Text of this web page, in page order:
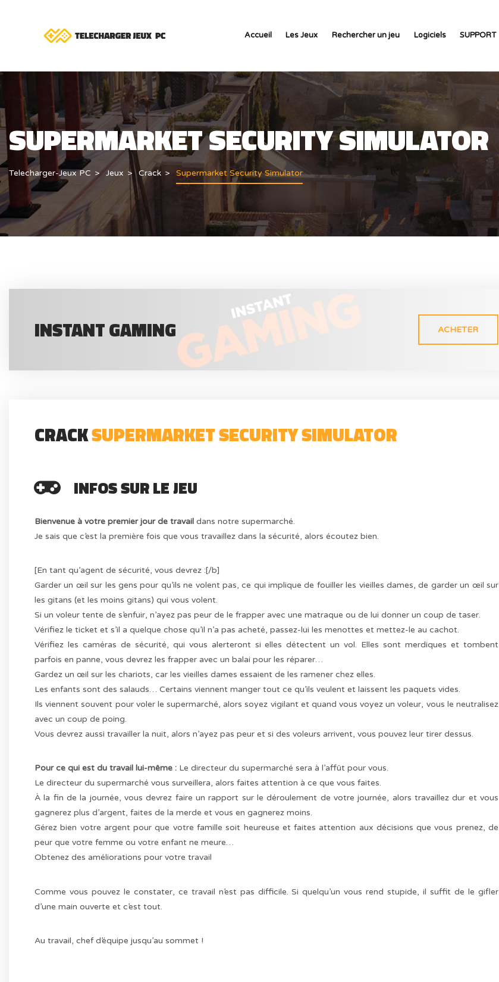
Accueil Les Jeux Rechercher un jeu Logiciels SUPPORT
SUPERMARKET SECURITY SIMULATOR
Telecharger-Jeux PC Jeux Crack Supermarket Security Simulator
INSTANT GAMING ACHETER
CRACKSUPERMARKET SECURITY SIMULATOR
INFOS SUR LE JEU
Bienvenue à votre premier jour de travail dans notre supermarché.
Je sais que c’est la première fois que vous travaillez dans la sécurité, alors écoutez bien.
[En tant qu’agent de sécurité, vous devrez :[/b]
Garder un œil sur les gens pour qu’ils ne volent pas, ce qui implique de fouiller les vieilles dames, de garder un œil sur
les gitans (et les moins gitans) qui vous volent.
Si un voleur tente de s’enfuir, n’ayez pas peur de le frapper avec une matraque ou de lui donner un coup de taser.
Vérifiez le ticket et s’il a quelque chose qu’il n’a pas acheté, passez-lui les menottes et mettez-le au cachot.
Vérifiez les caméras de sécurité, qui vous alerteront si elles détectent un vol. Elles sont merdiques et tombent
parfois en panne, vous devrez les frapper avec un balai pour les réparer…
Gardez un œil sur les chariots, car les vieilles dames essaient de les ramener chez elles.
Les enfants sont des salauds… Certains viennent manger tout ce qu’ils veulent et laissent les paquets vides.
Ils viennent souvent pour voler le supermarché, alors soyez vigilant et quand vous voyez un voleur, vous le neutralisez
avec un coup de poing.
Vous devrez aussi travailler la nuit, alors n’ayez pas peur et si des voleurs arrivent, vous pouvez leur tirer dessus.
Pour ce qui est du travail lui-même : Le directeur du supermarché sera à l’affût pour vous.
Le directeur du supermarché vous surveillera, alors faites attention à ce que vous faites.
À la fin de la journée, vous devrez faire un rapport sur le déroulement de votre journée, alors travaillez dur et vous
gagnerez plus d’argent, faites de la merde et vous en gagnerez moins.
Gérez bien votre argent pour que votre famille soit heureuse et faites attention aux décisions que vous prenez, de
peur que votre femme ou votre enfant ne meure…
Obtenez des améliorations pour votre travail
Comme vous pouvez le constater, ce travail n’est pas difficile. Si quelqu’un vous rend stupide, il suffit de le gifler
d’une main ouverte et c’est tout.
Au travail, chef d’équipe jusqu’au sommet !